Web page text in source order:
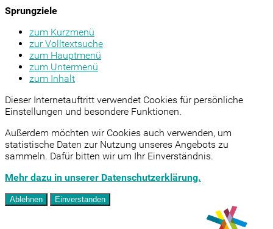
Sprungziele
zum Kurzmenü
zur Volltextsuche
zum Hauptmenü
zum Untermenü
zum Inhalt
Dieser Internetauftritt verwendet Cookies für persönliche
Einstellungen und besondere Funktionen.
Außerdem möchten wir Cookies auch verwenden, um
statistische Daten zur Nutzung unseres Angebots zu
sammeln. Dafür bitten wir um Ihr Einverständnis.
Mehr dazu in unserer Datenschutzerklärung.
Ablehnen Einverstanden